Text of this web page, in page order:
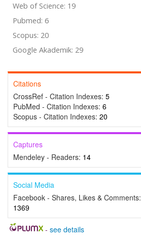
Web of Science: 19
Pubmed: 6
Scopus: 20
Google Akademik: 29
Citations
CrossRef - Citation Indexes: 5
PubMed - Citation Indexes: 6
Scopus - Citation Indexes: 20
Captures
Mendeley - Readers: 14
Social Media
Facebook - Shares, Likes & Comments:
1369
- see details